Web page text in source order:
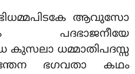
ആവുസോ
പദഭാജനീയേ
കുസലാ ധമ്മാതിപദസ്സ
ഭഗവതാ കഥം